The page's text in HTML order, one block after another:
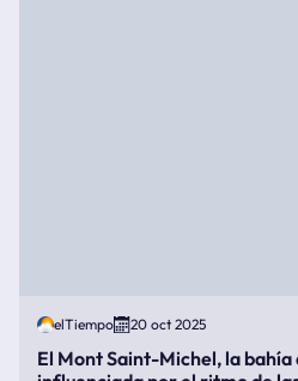
elTiempo 20 oct 2025
El Mont Saint-Michel, la